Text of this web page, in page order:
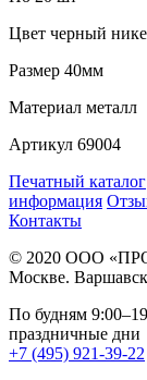
Цвет черный
Размер 40мм
Материал металл
Артикул 69004
Печатный каталог
информация
Контакты
© 2020 ООО
Москве.
По будням
праздничные дни
+7 (495) 921-39-22